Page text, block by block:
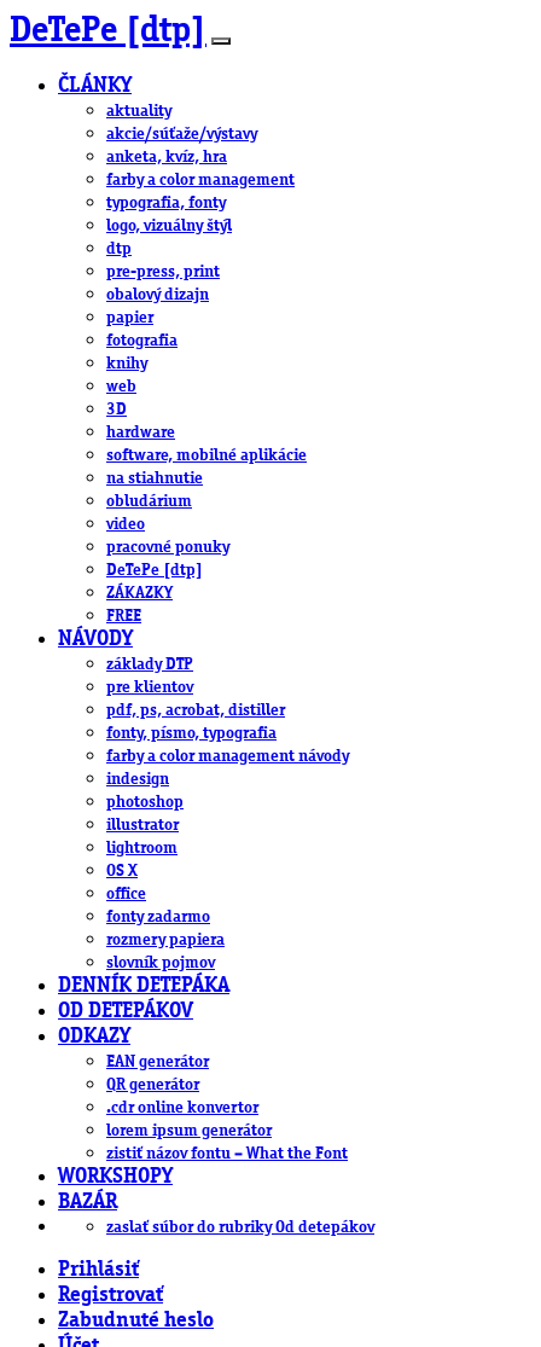
DeTePe [dtp]
ČLÁNKY
aktuality
akcie/súťaže/výstavy
anketa, kvíz, hra
farby a color management
typografia, fonty
logo, vizuálny štýl
dtp
pre-press, print
obalový dizajn
papier
fotografia
knihy
web
3D
hardware
software, mobilné aplikácie
na stiahnutie
obludárium
video
pracovné ponuky
DeTePe [dtp]
ZÁKAZKY
FREE
NÁVODY
základy DTP
pre klientov
pdf, ps, acrobat, distiller
fonty, písmo, typografia
farby a color management návody
indesign
photoshop
illustrator
lightroom
OS X
office
fonty zadarmo
rozmery papiera
slovník pojmov
DENNÍK DETEPÁKA
OD DETEPÁKOV
ODKAZY
EAN generátor
QR generátor
.cdr online konvertor
lorem ipsum generátor
zistiť názov fontu – What the Font
WORKSHOPY
BAZÁR
zaslať súbor do rubriky Od detepákov
Prihlásiť
Registrovať
Zabudnuté heslo